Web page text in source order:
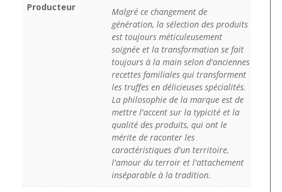
Producteur
Malgré ce changement de
génération, la sélection des produits
est toujours méticuleusement
soignée et la transformation se fait
toujours à la main selon d'anciennes
recettes familiales qui transforment
les truffes en délicieuses spécialités.
La philosophie de la marque est de
mettre l'accent sur la typicité et la
qualité des produits, qui ont le
mérite de raconter les
caractéristiques d'un territoire,
l'amour du terroir et l'attachement
inséparable à la tradition.